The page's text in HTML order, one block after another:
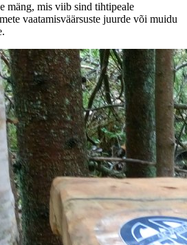
mäng, mis viib sind tihtipeale
vaatamisväärsuste juurde või muidu